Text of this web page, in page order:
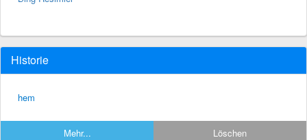
Historie
hem
Mehr... Löschen